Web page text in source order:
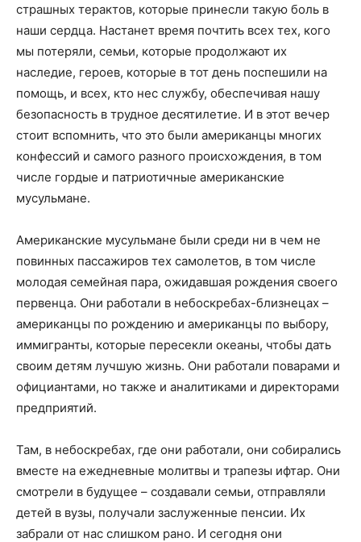
страшных терактов, которые принесли такую боль в
наши сердца. Настанет время почтить всех тех, кого
мы потеряли, семьи, которые продолжают их
наследие, героев, которые в тот день поспешили на
помощь, и всех, кто нес службу, обеспечивая нашу
безопасность в трудное десятилетие. И в этот вечер
стоит вспомнить, что это были американцы многих
конфессий и самого разного происхождения, в том
числе гордые и патриотичные американские
мусульмане.
Американские мусульмане были среди ни в чем не
повинных пассажиров тех самолетов, в том числе
молодая семейная пара, ожидавшая рождения своего
первенца. Они работали в небоскребах-близнецах –
американцы по рождению и американцы по выбору,
иммигранты, которые пересекли океаны, чтобы дать
своим детям лучшую жизнь. Они работали поварами и
официантами, но также и аналитиками и директорами
предприятий.
Там, в небоскребах, где они работали, они собирались
вместе на ежедневные молитвы и трапезы ифтар. Они
смотрели в будущее – создавали семьи, отправляли
детей в вузы, получали заслуженные пенсии. Их
забрали от нас слишком рано. И сегодня они